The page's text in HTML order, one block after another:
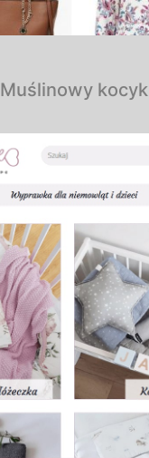
Muślinowy kocyk